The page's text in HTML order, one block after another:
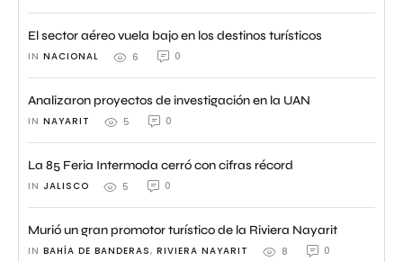
El sector aéreo vuela bajo en los destinos turísticos
IN NACIONAL 6 0
Analizaron proyectos de investigación en la UAN
IN NAYARIT 5 0
La 85 Feria Intermoda cerró con cifras récord
IN JALISCO 5 0
Murió un gran promotor turístico de la Riviera Nayarit
IN BAHÍA DE BANDERAS, RIVIERA NAYARIT 8 0